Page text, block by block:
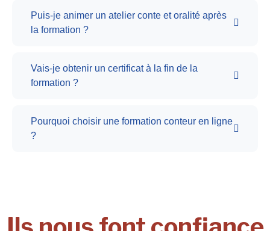
Puis-je animer un atelier conte et oralité après
la formation ?
Vais-je obtenir un certificat à la fin de la
formation ?
Pourquoi choisir une formation conteur en ligne
?